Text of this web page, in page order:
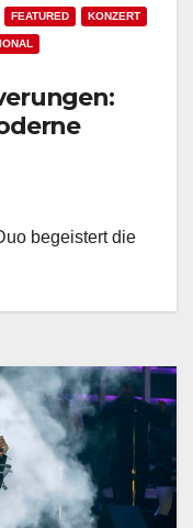
FEATURED KONZERT
begeistert die